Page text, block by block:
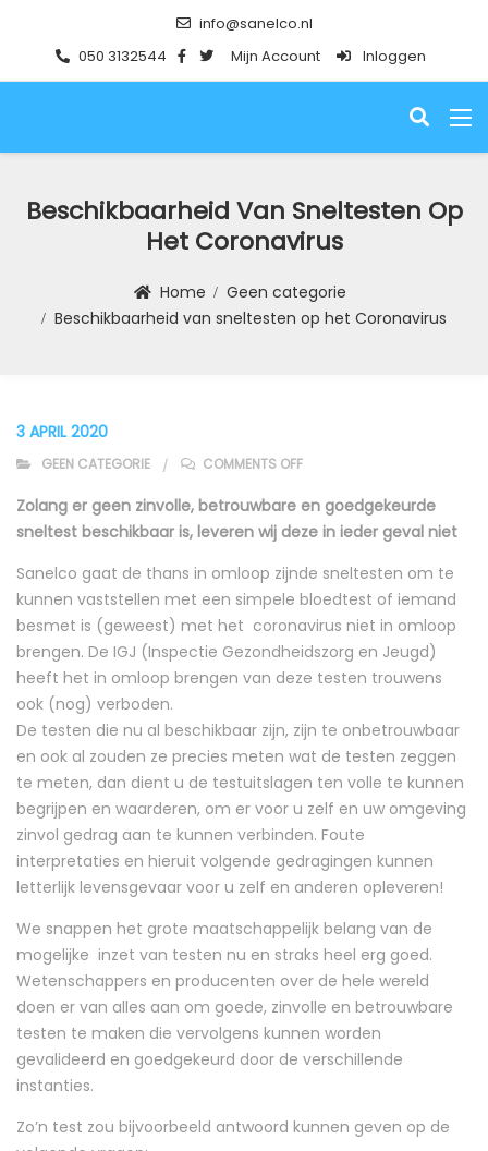
info@sanelco.nl
050 3132544
Mijn Account Inloggen
Beschikbaarheid Van Sneltesten Op
Het Coronavirus
Home
Geen categorie
Beschikbaarheid van sneltesten op het Coronavirus
3 APRIL 2020
GEEN CATEGORIE COMMENTS OFFON BESCHIKBAARHEID VAN
Zolang er geen zinvolle, betrouwbare en goedgekeurde
sneltest beschikbaar is, leveren wij deze in ieder geval niet
Sanelco gaat de thans in omloop zijnde sneltesten om te
kunnen vaststellen met een simpele bloedtest of iemand
besmet is (geweest) met het coronavirus niet in omloop
brengen. De IGJ (Inspectie Gezondheidszorg en Jeugd)
heeft het in omloop brengen van deze testen trouwens
ook (nog) verboden.
De testen die nu al beschikbaar zijn, zijn te onbetrouwbaar
en ook al zouden ze precies meten wat de testen zeggen
te meten, dan dient u de testuitslagen ten volle te kunnen
begrijpen en waarderen, om er voor u zelf en uw omgeving
zinvol gedrag aan te kunnen verbinden. Foute
interpretaties en hieruit volgende gedragingen kunnen
letterlijk levensgevaar voor u zelf en anderen opleveren!
We snappen het grote maatschappelijk belang van de
mogelijke inzet van testen nu en straks heel erg goed.
Wetenschappers en producenten over de hele wereld
doen er van alles aan om goede, zinvolle en betrouwbare
testen te maken die vervolgens kunnen worden
gevalideerd en goedgekeurd door de verschillende
instanties.
Zo’n test zou bijvoorbeeld antwoord kunnen geven op de